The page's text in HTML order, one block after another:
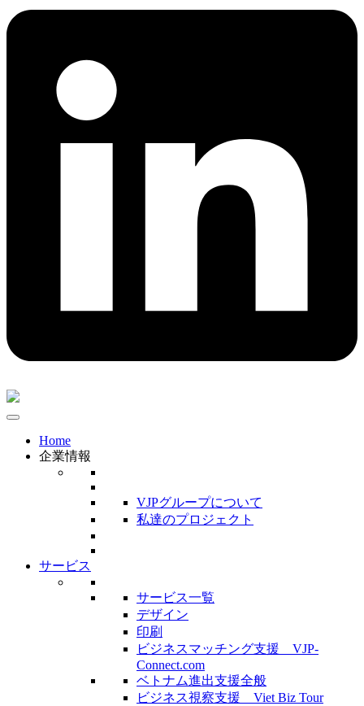
Home
企業情報
VJPグループについて
私達のプロジェクト
サービス
サービス一覧
デザイン
印刷
ビジネスマッチング支援 VJP-
Connect.com
ベトナム進出支援全般
ビジネス視察支援 Viet Biz Tour